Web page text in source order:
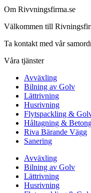
Om Rivvningsfirma.se
Välkommen till
Ta kontakt med vår
Våra tjänster
Avväxling
Bilning av Golv
Lättrivning
Husrivning
Flytspackling &
Håltagning &
Riva Bärande Vägg
Sanering
Avväxling
Bilning av Golv
Lättrivning
Husrivning